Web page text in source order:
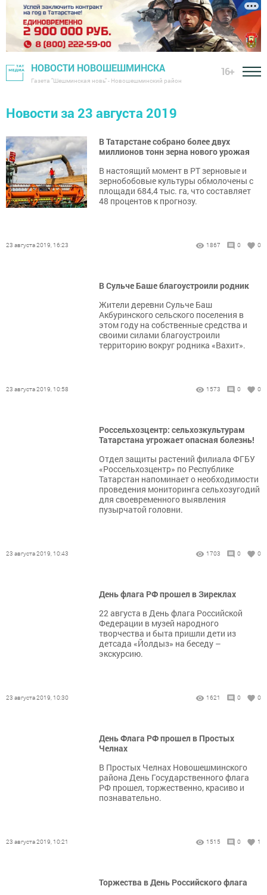
НОВОСТИ НОВОШЕШМИНСКА
Газета "Шешминская новь" - Новошешминский район
16+
Новости за 23 августа 2019
В Татарстане собрано более двух
миллионов тонн зерна нового урожая
В настоящий момент в РТ зерновые и
зернобобовые культуры обмолочены с
площади 684,4 тыс. га, что составляет
48 процентов к прогнозу.
23 августа 2019, 16:23 1867 0 0
В Сульче Баше благоустроили родник
Жители деревни Сульче Баш
Акбуринского сельского поселения в
этом году на собственные средства и
своими силами благоустроили
территорию вокруг родника «Вахит».
23 августа 2019, 10:58 1573 0 0
Россельхозцентр: сельхозкультурам
Татарстана угрожает опасная болезнь!
Отдел защиты растений филиала ФГБУ
«Россельхозцентр» по Республике
Татарстан напоминает о необходимости
проведения мониторинга сельхозугодий
для своевременного выявления
пузырчатой головни.
23 августа 2019, 10:43 1703 0 0
День флага РФ прошел в Зиреклах
22 августа в День флага Российской
Федерации в музей народного
творчества и быта пришли дети из
детсада «Йолдыз» на беседу –
экскурсию.
23 августа 2019, 10:30 1621 0 0
День Флага РФ прошел в Простых
Челнах
В Простых Челнах Новошешминского
района День Государственного флага
РФ прошел, торжественно, красиво и
познавательно.
23 августа 2019, 10:21 1515 0 1
Торжества в День Российского флага